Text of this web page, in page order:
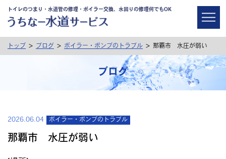
トイレのつまり・水道管の修理・ボイラー交換、水回りの修理何でもOK
トップ > ブログ > ボイラー・ポンプのトラブル > 那覇市 水圧が弱い
ブログ
2026.06.04 ボイラー・ポンプのトラブル
那覇市 水圧が弱い